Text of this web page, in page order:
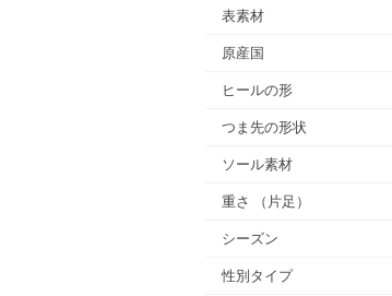
表素材
原産国
ヒールの形
つま先の形状
ソール素材
重さ （片足）
シーズン
性別タイプ